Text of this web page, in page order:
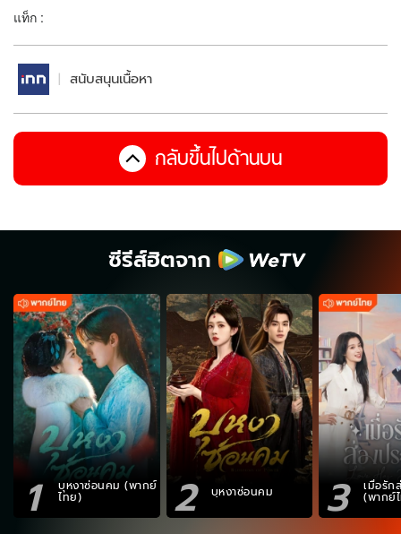
แท็ก :
สนับสนุนเนื้อหา
กลับขึ้นไปด้านบน
ซีรีส์ฮิตจาก
1 บุหงาซ่อนคม (พากย์
ไทย) 2 บุหงาซ่อนคม 3 เมื่อรัก
(พากย์